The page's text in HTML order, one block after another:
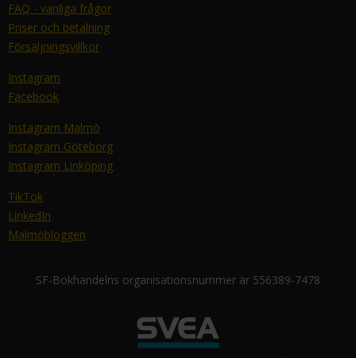
FAQ - vanliga frågor
Priser och betalning
Försäljningsvillkor
Instagram
Facebook
Instagram Malmö
Instagram Göteborg
Instagram Linköping
TikTok
LinkedIn
Malmöbloggen
SF-Bokhandelns organisationsnummer är 556389-7478